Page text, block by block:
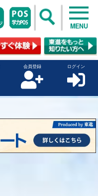
MENU
会員登録 ログイン